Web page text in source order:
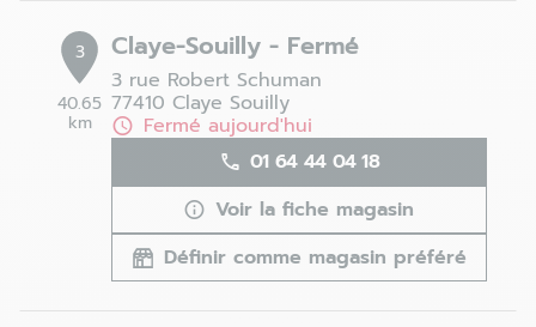
3
40.65
km
Claye-Souilly - Fermé
3 rue Robert Schuman
77410 Claye Souilly
Fermé aujourd'hui
01 64 44 04 18
Voir la fiche magasin
Définir comme magasin préféré